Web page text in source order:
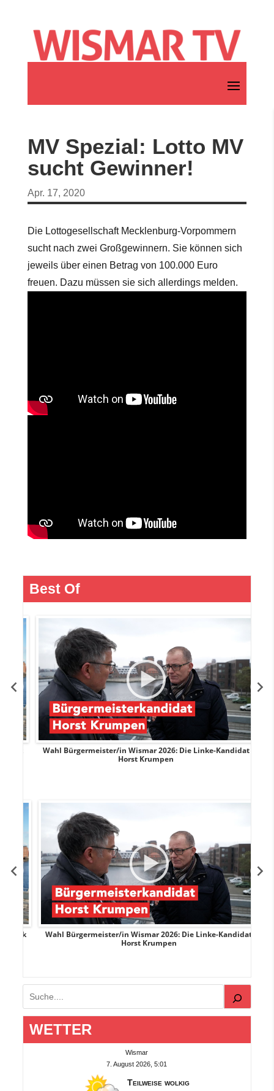
MV Spezial: Lotto MV
sucht Gewinner!
Apr. 17, 2020
Die Lottogesellschaft Mecklenburg-Vorpommern
sucht nach zwei Großgewinnern. Sie können sich
jeweils über einen Betrag von 100.000 Euro
freuen. Dazu müssen sie sich allerdings melden.
Best Of
Wahl Bürgermeister/in Wismar 2026: Die Linke-Kandidat
Horst Krumpen
Wahl Bürgermeister/in Wismar 2026: Die Linke-Kandidat
Horst Krumpen
Suchen
WETTER
Wismar
7. August 2026, 5:01
Teilweise wolkig